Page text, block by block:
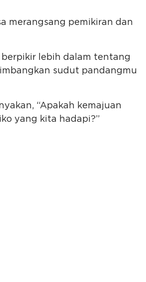
merangsang pemikiran dan
lebih dalam tentang
sudut pandangmu
“Apakah kemajuan
yang kita hadapi?”